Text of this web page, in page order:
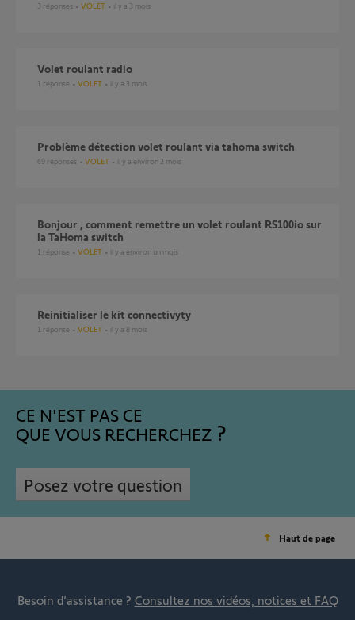
3 réponses VOLET il y a 3 mois
volet roulant radio
1 réponse VOLET il y a 3 mois
Problème détection volet roulant via tahoma switch
69 réponses VOLET il y a environ 2 mois
Bonjour , comment remettre un volet roulant RS100io sur
la TaHoma switch
1 réponse VOLET il y a environ un mois
Reinitialiser le kit connectivyty
1 réponse VOLET il y a 8 mois
CE N'EST PAS CE
QUE VOUS RECHERCHEZ
Posez votre question
Haut de page
Besoin d’assistance ? Consultez nos vidéos, notices et FAQ